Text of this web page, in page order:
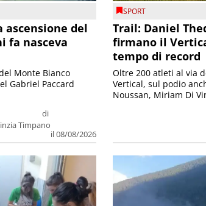
ascensione del
fa nasceva
di
Timpano
il 08/08/2026
Monte Bianco
Gabriel Paccard
SPORT
Trail: Daniel
firmano il
tempo di record
Oltre 200 atleti al via
Vertical, sul podio
Noussan, Miriam Di